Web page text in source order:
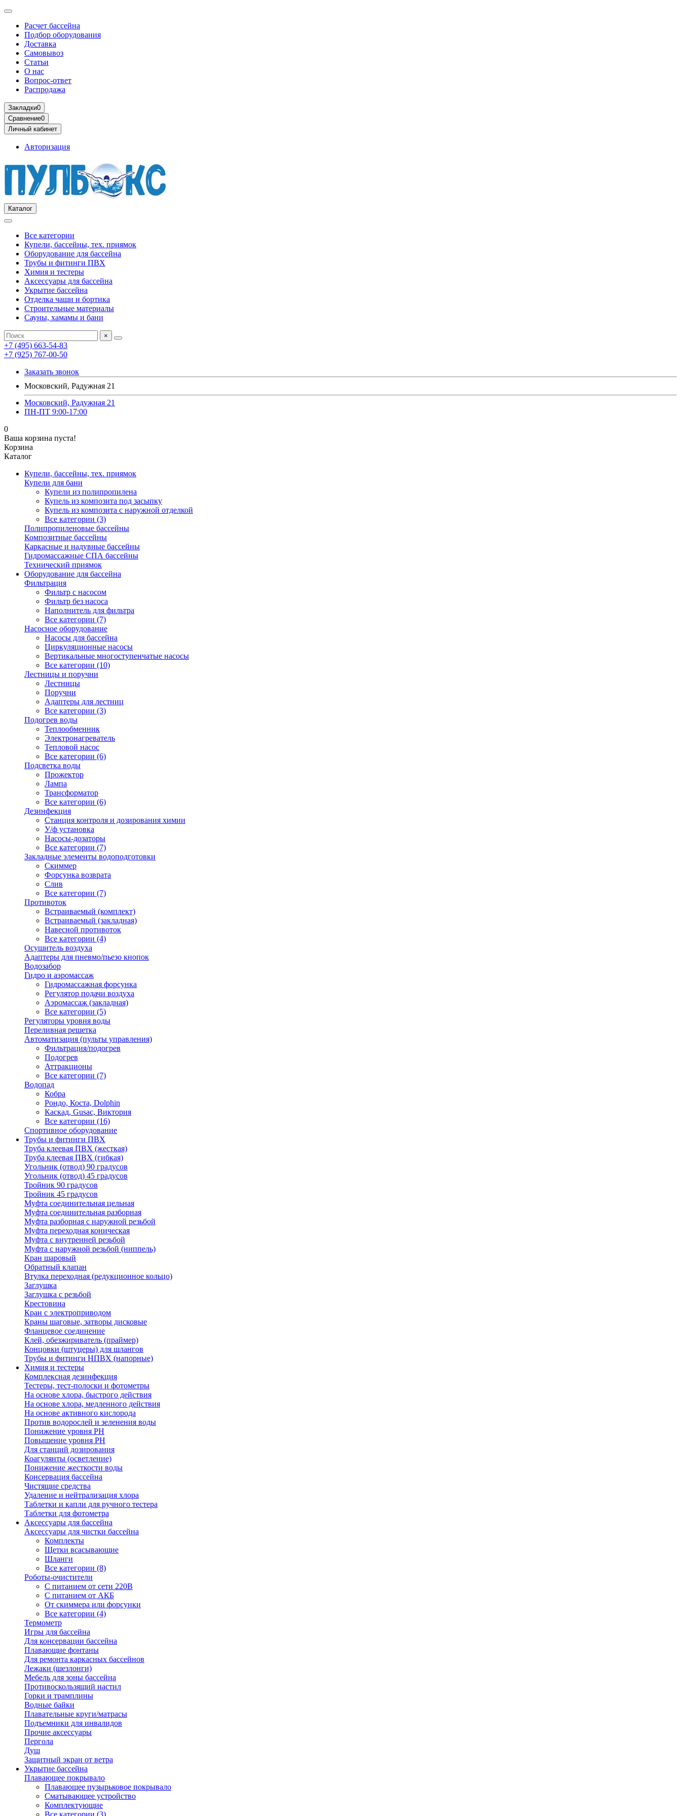
Расчет бассейна
Подбор оборудования
Доставка
Самовывоз
Статьи
О нас
Вопрос-ответ
Распродажа
Закладки0
Сравнение0
Личный кабинет
Авторизация
Каталог
Все категории
Купели, бассейны, тех. приямок
Оборудование для бассейна
Трубы и фитинги ПВХ
Химия и тестеры
Аксессуары для бассейна
Укрытие бассейна
Отделка чаши и бортика
Строительные материалы
Сауны, хамамы и бани
×
+7 (495) 663-54-83
+7 (925) 767-00-50
Заказать звонок
Московский, Радужная 21
Московский, Радужная 21
ПН-ПТ 9:00-17:00
0
Ваша корзина пуста!
Корзина
Каталог
Купели, бассейны, тех. приямок
Купели для бани
Купели из полипропилена
Купель из композита под засыпку
Купель из композита с наружной отделкой
Все категории (3)
Полипропиленовые бассейны
Композитные бассейны
Каркасные и надувные бассейны
Гидромассажные СПА бассейны
Технический приямок
Оборудование для бассейна
Фильтрация
Фильтр с насосом
Фильтр без насоса
Наполнитель для фильтра
Все категории (7)
Насосное оборудование
Насосы для бассейна
Циркуляционные насосы
Вертикальные многоступенчатые насосы
Все категории (10)
Лестницы и поручни
Лестницы
Поручни
Адаптеры для лестниц
Все категории (3)
Подогрев воды
Теплообменник
Электронагреватель
Тепловой насос
Все категории (6)
Подсветка воды
Прожектор
Лампа
Трансформатор
Все категории (6)
Дезинфекция
Станция контроля и дозирования химии
У/ф установка
Насосы-дозаторы
Все категории (7)
Закладные элементы водоподготовки
Скиммер
Форсунка возврата
Слив
Все категории (7)
Противоток
Встраиваемый (комплект)
Встраиваемый (закладная)
Навесной противоток
Все категории (4)
Осушитель воздуха
Адаптеры для пневмо/пьезо кнопок
Водозабор
Гидро и аэромассаж
Гидромассажная форсунка
Регулятор подачи воздуха
Аэромассаж (закладная)
Все категории (5)
Регуляторы уровня воды
Переливная решетка
Автоматизация (пульты управления)
Фильтрация/подогрев
Подогрев
Аттракционы
Все категории (7)
Водопад
Кобра
Рондо, Коста, Dolphin
Каскад, Gusac, Виктория
Все категории (16)
Спортивное оборудование
Трубы и фитинги ПВХ
Труба клеевая ПВХ (жесткая)
Труба клеевая ПВХ (гибкая)
Угольник (отвод) 90 градусов
Угольник (отвод) 45 градусов
Тройник 90 градусов
Тройник 45 градусов
Муфта соединительная цельная
Муфта соединительная разборная
Муфта разборная с наружной резьбой
Муфта переходная коническая
Муфта с внутренней резьбой
Муфта с наружной резьбой (ниппель)
Кран шаровый
Обратный клапан
Втулка переходная (редукционное кольцо)
Заглушка
Заглушка с резьбой
Крестовина
Кран с электроприводом
Краны шаговые, затворы дисковые
Фланцевое соединение
Клей, обезжириватель (праймер)
Концовки (штуцеры) для шлангов
Трубы и фитинги НПВХ (напорные)
Химия и тестеры
Комплексная дезинфекция
Тестеры, тест-полоски и фотометры
На основе хлора, быстрого действия
На основе хлора, медленного действия
На основе активного кислорода
Против водорослей и зеленения воды
Понижение уровня РН
Повышение уровня РН
Для станций дозирования
Коагулянты (осветление)
Понижение жесткости воды
Консервация бассейна
Чистящие средства
Удаление и нейтрализация хлора
Таблетки и капли для ручного тестера
Таблетки для фотометра
Аксессуары для бассейна
Аксессуары для чистки бассейна
Комплекты
Щетки всасывающие
Шланги
Все категории (8)
Роботы-очистители
С питанием от сети 220В
С питанием от АКБ
От скиммера или форсунки
Все категории (4)
Термометр
Игры для бассейна
Для консервации бассейна
Плавающие фонтаны
Для ремонта каркасных бассейнов
Лежаки (шезлонги)
Мебель для зоны бассейна
Противоскользящий настил
Горки и трамплины
Водные байки
Плавательные круги/матрасы
Подъемники для инвалидов
Прочие аксессуары
Пергола
Душ
Защитный экран от ветра
Укрытие бассейна
Плавающее покрывало
Плавающее пузырьковое покрывало
Сматывающее устройство
Комплектующие
Все категории (3)